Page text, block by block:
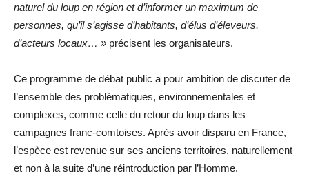
naturel du loup en région et d’informer un maximum de
personnes, qu’il s’agisse d’habitants, d’élus d’éleveurs,
d’acteurs locaux… » précisent les organisateurs.
Ce programme de débat public a pour ambition de discuter de
l’ensemble des problématiques, environnementales et
complexes, comme celle du retour du loup dans les
campagnes franc-comtoises. Après avoir disparu en France,
l’espèce est revenue sur ses anciens territoires, naturellement
et non à la suite d’une réintroduction par l’Homme.